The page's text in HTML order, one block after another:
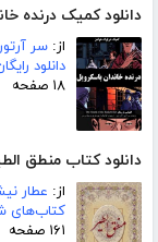
دانلود کمیک درنده
از: سر
دانلود
۱۸ صفحه
دانلود کتاب منطق
از: عطار
کتاب‌های
۱۶۱ صفحه